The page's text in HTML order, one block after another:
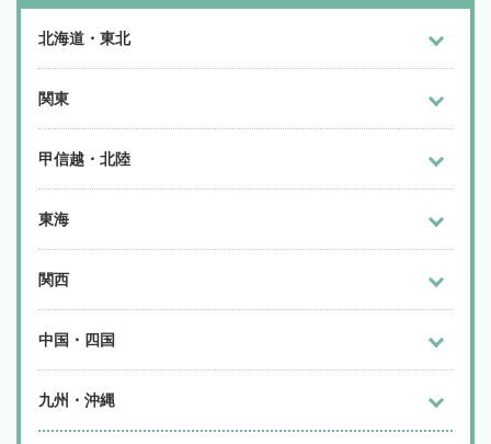
北海道・東北
関東
甲信越・北陸
東海
関西
中国・四国
九州・沖縄